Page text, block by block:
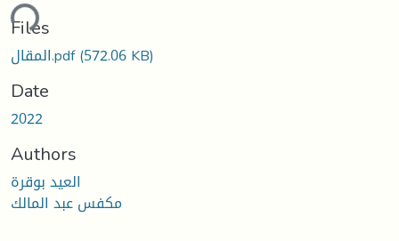
Files
المقال.pdf(572.06 KB)
Date
2022
Authors
العيد بوقرة
مكفس عبد المالك